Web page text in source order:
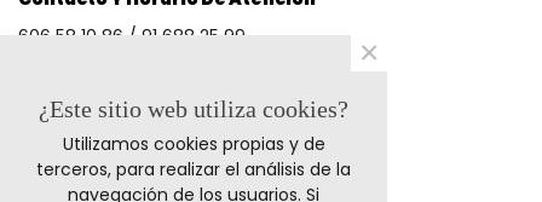
606 58 10 86 / 91 688 25 99
Métodos De Pago
¿Este sitio web utiliza cookies?
Utilizamos cookies propias y de
terceros, para realizar el análisis de la
navegación de los usuarios. Si
×